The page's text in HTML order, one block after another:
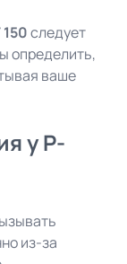
150следует
определить,
ваше
у P-
из-за